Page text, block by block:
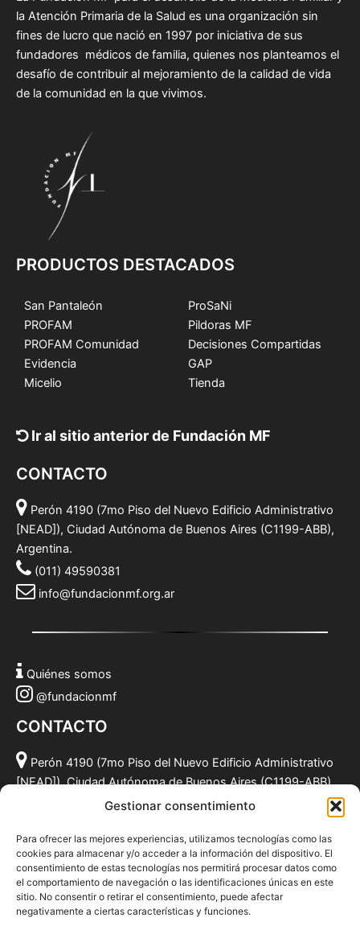
Gestionar consentimiento
Para ofrecer las mejores experiencias, utilizamos tecnologías como las
cookies para almacenar y/o acceder a la información del dispositivo. El
consentimiento de estas tecnologías nos permitirá procesar datos como
el comportamiento de navegación o las identificaciones únicas en este
sitio. No consentir o retirar el consentimiento, puede afectar
negativamente a ciertas características y funciones.
la Atención Primaria de la Salud es una organización sin
fines de lucro que nació en 1997 por iniciativa de sus
fundadores médicos de familia, quienes nos planteamos el
desafío de contribuir al mejoramiento de la calidad de vida
de la comunidad en la que vivimos.
PRODUCTOS DESTACADOS
San Pantaleón
PROFAM
PROFAM Comunidad
Evidencia
Micelio
ProSaNi
Pildoras MF
Decisiones Compartidas
GAP
Tienda
Ir al sitio anterior de Fundación MF
CONTACTO
Perón 4190 (7mo Piso del Nuevo Edificio Administrativo
[NEAD]), Ciudad Autónoma de Buenos Aires (C1199-ABB),
Argentina.
(011) 49590381
info@fundacionmf.org.ar
Quiénes somos
@fundacionmf
CONTACTO
Perón 4190 (7mo Piso del Nuevo Edificio Administrativo
[NEAD]), Ciudad Autónoma de Buenos Aires (C1199-ABB),
info@fundacionmf.org.ar